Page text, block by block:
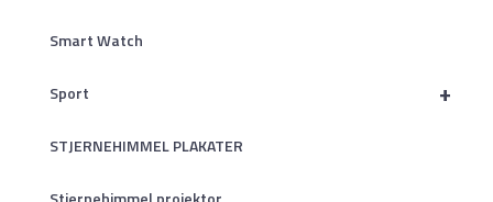
Smart Watch
+
Sport
STJERNEHIMMEL PLAKATER